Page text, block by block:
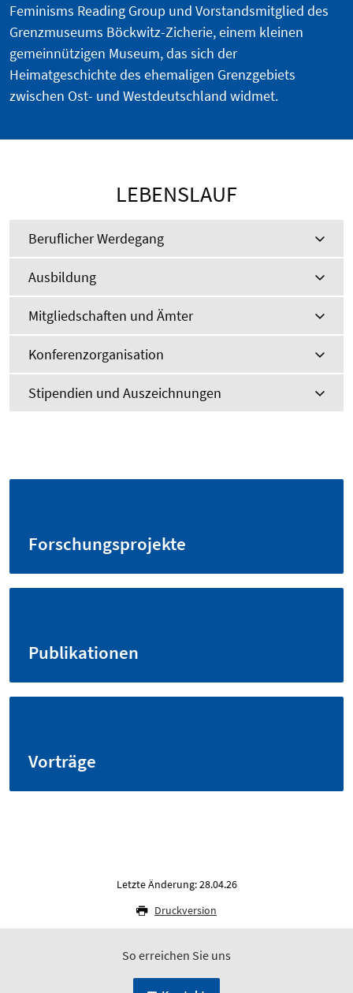
Feminisms Reading Group und Vorstandsmitglied des
Grenzmuseums Böckwitz-Zicherie, einem kleinen
gemeinnützigen Museum, das sich der
Heimatgeschichte des ehemaligen Grenzgebiets
zwischen Ost- und Westdeutschland widmet.
LEBENSLAUF
Beruflicher Werdegang
Ausbildung
Mitgliedschaften und Ämter
Konferenzorganisation
Stipendien und Auszeichnungen
Forschungsprojekte
Publikationen
Vorträge
Letzte Änderung: 28.04.26
Druckversion
So erreichen Sie uns